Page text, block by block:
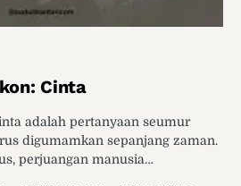
Cinta
adalah pertanyaan seumur
digumamkan sepanjang zaman.
perjuangan manusia…